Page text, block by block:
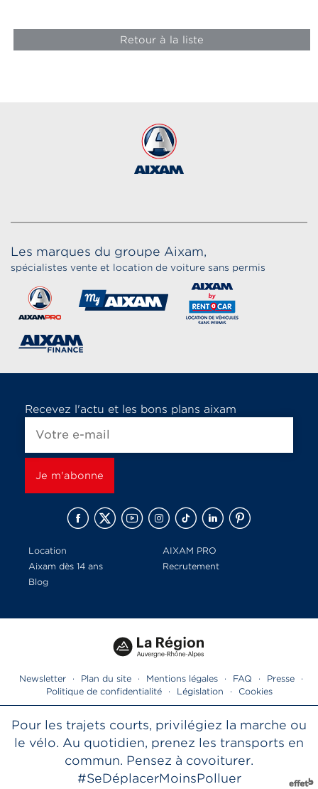
Retour à la liste
Les marques du groupe Aixam,
spécialistes vente et location de voiture sans permis
Recevez l'actu et les bons plans aixam
Location
AIXAM PRO
Aixam dès 14 ans
Recrutement
Blog
Newsletter · Plan du site · Mentions légales · FAQ · Presse
·
Politique de confidentialité
· Législation · Cookies
Pour les trajets courts, privilégiez la marche ou
le vélo. Au quotidien, prenez les transports en
commun. Pensez à covoiturer.
#SeDéplacerMoinsPolluer